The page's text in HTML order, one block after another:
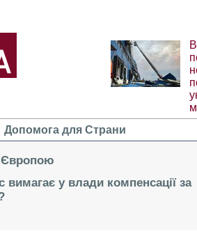
Допомога для Страни
Європою
у влади компенсації за